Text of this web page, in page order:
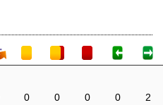
0 0 0 0 2